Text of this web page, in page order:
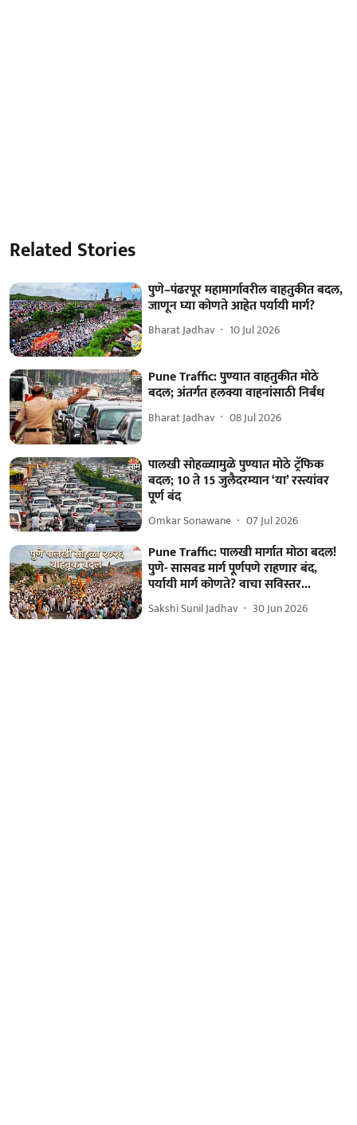
Related Stories
पुणे–पंढरपूर महामार्गावरील वाहतुकीत बदल,
जाणून घ्या कोणते आहेत पर्यायी मार्ग?
Bharat Jadhav 10 Jul 2026
Pune Traffic: पुण्यात वाहतुकीत मोठे
बदल; अंतर्गत हलक्या वाहनांसाठी निर्बंध
Bharat Jadhav 08 Jul 2026
पालखी सोहळ्यामुळे पुण्यात मोठे ट्रॅफिक
बदल; 10 ते 15 जुलैदरम्यान ‘या’ रस्त्यांवर
पूर्ण बंद
Omkar Sonawane 07 Jul 2026
Pune Traffic: पालखी मार्गात मोठा बदल!
पुणे- सासवड मार्ग पूर्णपणे राहणार बंद,
पर्यायी मार्ग कोणते? वाचा सविस्तर...
Sakshi Sunil Jadhav 30 Jun 2026